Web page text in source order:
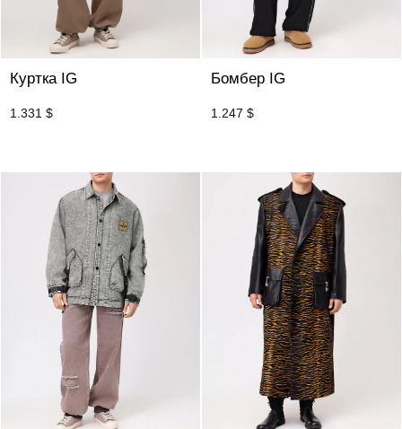
Куртка IG
1.331 $
Бомбер IG
1.247 $